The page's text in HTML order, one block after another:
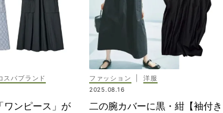
スパブランド
ワンピース」が
ファッション 洋服
2025.08.16
二の腕カバーに黒・紺【袖付き